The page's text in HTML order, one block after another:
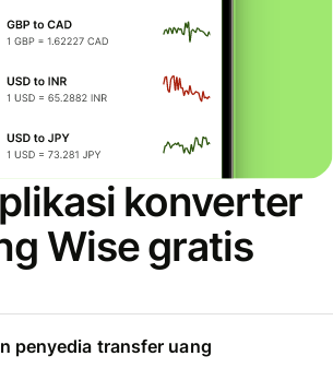
konverter
Wise gratis
penyedia transfer uang